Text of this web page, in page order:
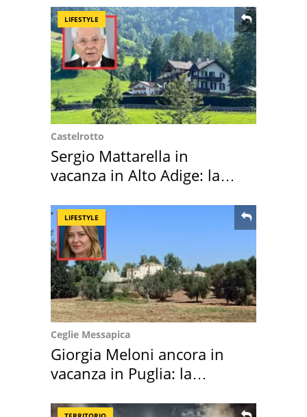
LIFESTYLE
Castelrotto
Sergio Mattarella in
vacanza in Alto Adige: la
LIFESTYLE
Ceglie Messapica
Giorgia Meloni ancora in
vacanza in Puglia: la